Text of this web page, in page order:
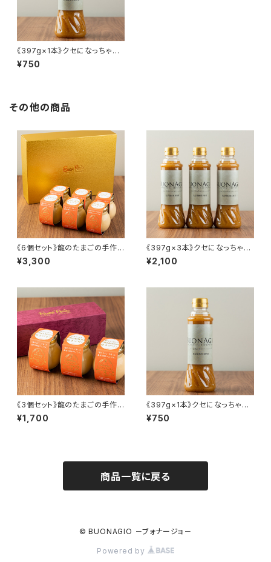
《397g×1本》クセになっちゃう
ドレッシング
¥750
その他の商品
《6個セット》龍のたまごの手作り
プリン
¥3,300
《397g×3本》クセになっちゃう
ドレッシング
¥2,100
《3個セット》龍のたまごの手作り
プリン
¥1,700
《397g×1本》クセになっちゃう
ドレッシング
¥750
商品一覧に戻る
© BUONAGIO －ブォナージョ－
Powered by